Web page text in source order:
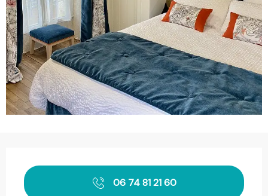
06 74 81 21 60